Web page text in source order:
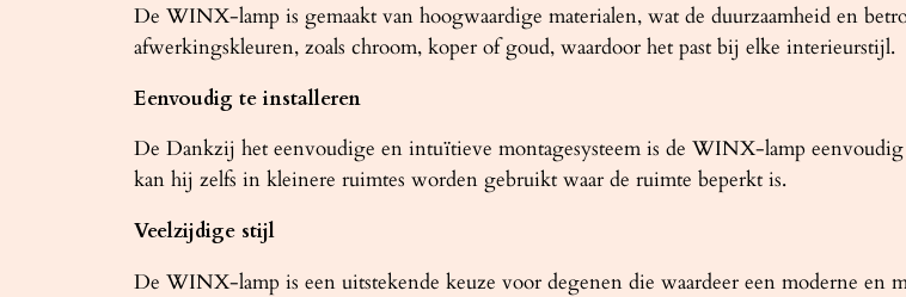
De WINX-lamp is gemaakt van hoogwaardige materialen, wat de duurzaamheid en
afwerkingskleuren, zoals chroom, koper of goud, waardoor het past bij elke interieurstijl.
Eenvoudig te installeren
De Dankzij het eenvoudige en intuïtieve montagesysteem is de WINX-lamp
kan hij zelfs in kleinere ruimtes worden gebruikt waar de ruimte beperkt is.
Veelzijdige stijl
De WINX-lamp is een uitstekende keuze voor degenen die waardeer een moderne en